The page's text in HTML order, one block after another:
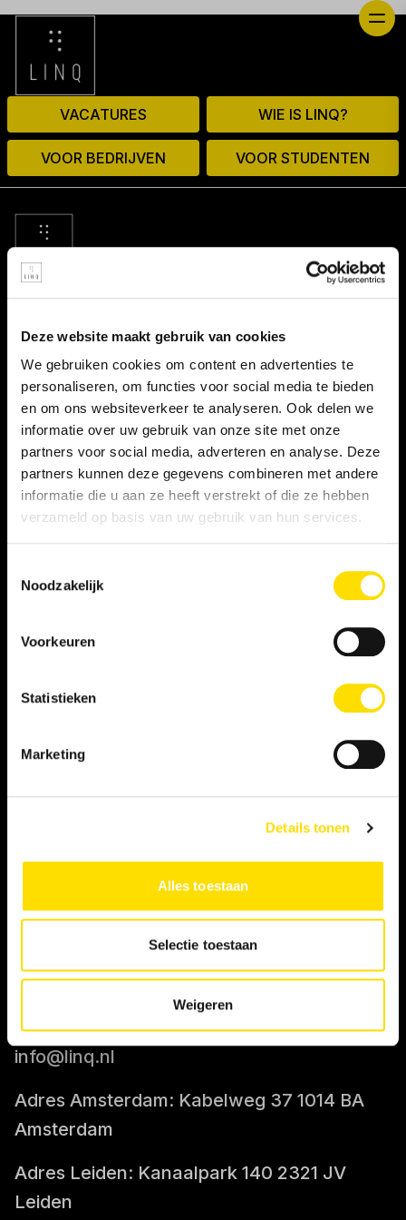
Deze website maakt gebruik van cookies
We gebruiken cookies om content en advertenties te
personaliseren, om functies voor social media te bieden
en om ons websiteverkeer te analyseren. Ook delen we
informatie over uw gebruik van onze site met onze
partners voor social media, adverteren en analyse. Deze
partners kunnen deze gegevens combineren met andere
informatie die u aan ze heeft verstrekt of die ze hebben
verzameld op basis van uw gebruik van hun services.
Noodzakelijk
Voorkeuren
Statistieken
Marketing
Details tonen
Alles toestaan
Selectie toestaan
Weigeren
VACATURES WIE IS LINQ?
VOOR BEDRIJVEN VOOR STUDENTEN
LINKS
Algemene voorwaarden NBBU
Privacy statement
Persooneelsgids uitzendkrachten
Klacht indienen
WERKNEMER
Vacatures
Tarief berekenen
CONTACT
info@linq.nl
Adres Amsterdam: Kabelweg 37 1014 BA
Amsterdam
Adres Leiden: Kanaalpark 140 2321 JV
Leiden